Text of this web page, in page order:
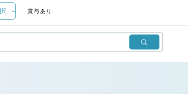
賞与あり